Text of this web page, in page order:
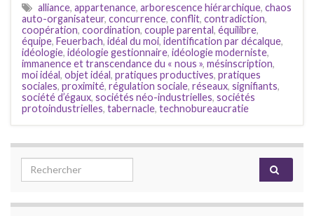
alliance, appartenance, arborescence hiérarchique, chaos
auto-organisateur, concurrence, conflit, contradiction,
coopération, coordination, couple parental, équilibre,
équipe, Feuerbach, idéal du moi, identification par décalque,
idéologie, idéologie gestionnaire, idéologie moderniste,
immanence et transcendance du « nous », mésinscription,
moi idéal, objet idéal, pratiques productives, pratiques
sociales, proximité, régulation sociale, réseaux, signifiants,
société d’égaux, sociétés néo-industrielles, sociétés
protoindustrielles, tabernacle, technobureaucratie
Search for: